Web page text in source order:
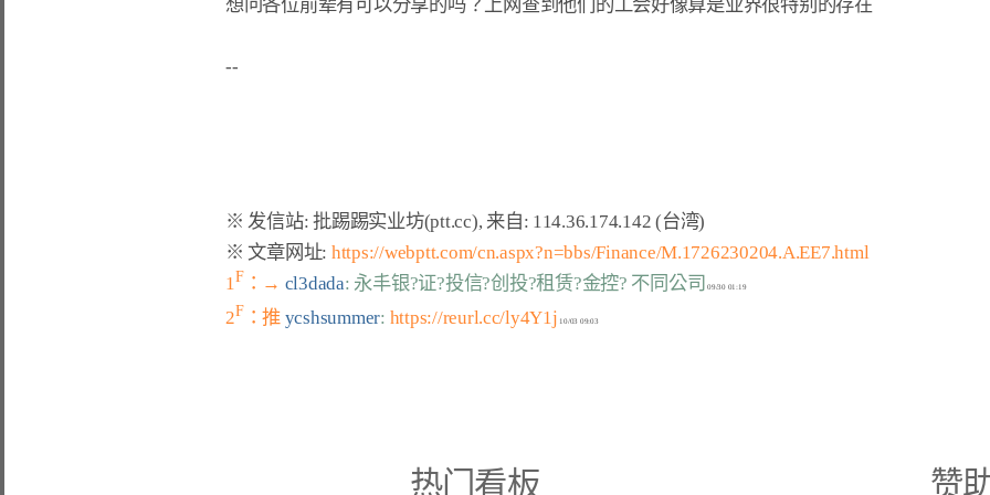
想问各位前辈有可以分享的吗？上网查到他们的工会好像算是业界很特别的存在
※ 文章网址: https://webptt.com/cn.aspx?n=bbs/Finance/M.1726230204.A.EE7.html
1 F ：→ cl3dada: 永丰银?证?投信?创投?租赁?金控? 不同公司 09/30 01:19
2F ：推 ycshsummer: https://reurl.cc/ly4Y1j 10/03 09:03
热门看板 赞